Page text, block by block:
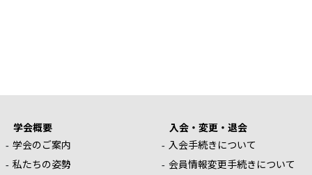
学会概要
学会のご案内
私たちの姿勢
入会・変更・退会
入会手続きについて
会員情報変更手続きについて